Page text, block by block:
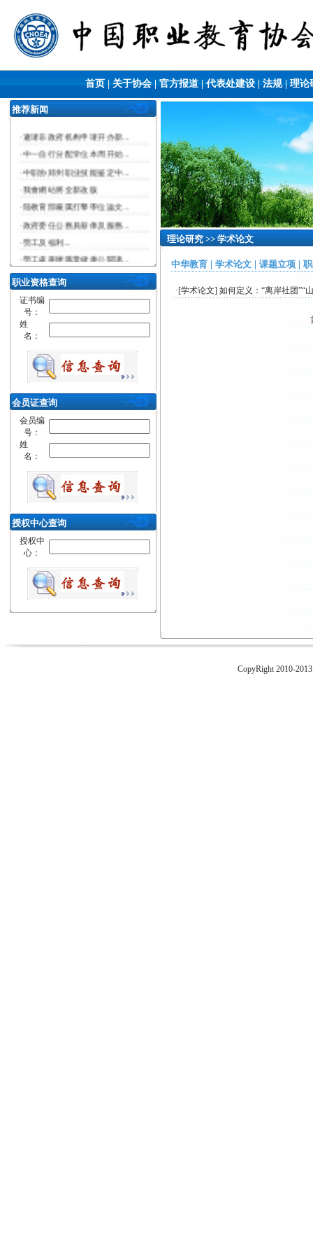
首页| 关于协会| 官方报道|代表处建设| 法规| 理论
推荐新闻
· 邀请非政府机构申请开办新...
·中一自行分配学位本周开始...
中职协郑州职业技能鉴定中...
我會網站將全新改版
·陆教育部嚴厲打擊學位論文...
政府委任公務員薪俸及服務...
​勞工及福利...
勞工處舉辦職業健康公開講...
职业资格查询
证书编
号：
姓
名：
会员证查询
会员编
号：
姓
名：
授权中心查询
授权中
心：
理论研究 >> 学术论文
中华教育 学术论文 课题立项
·[学术论文] 如何定义：“离岸社团”“
CopyRight 2010-